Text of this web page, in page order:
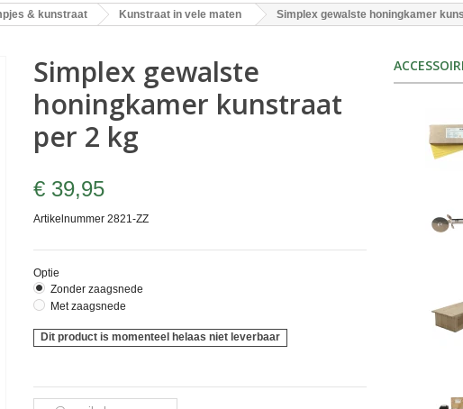
& kunstraat Kunstraat in vele maten Simplex gewalste honingkamer
Simplex gewalste
honingkamer kunstraat
per 2 kg
€ 39,95
Artikelnummer 2821-ZZ
Optie
Zonder zaagsnede
Met zaagsnede
Dit product is momenteel helaas niet leverbaar